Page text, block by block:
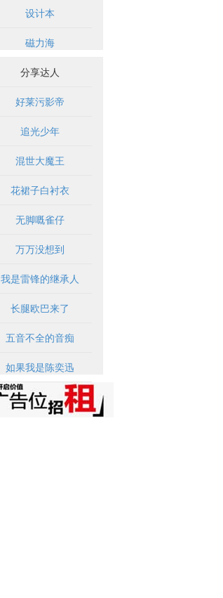
设计本
磁力海
分享达人
好莱污影帝
追光少年
混世大魔王
花裙子白衬衣
无脚嘅雀仔
万万没想到
我是雷锋的继承人
长腿欧巴来了
五音不全的音痴
如果我是陈奕迅